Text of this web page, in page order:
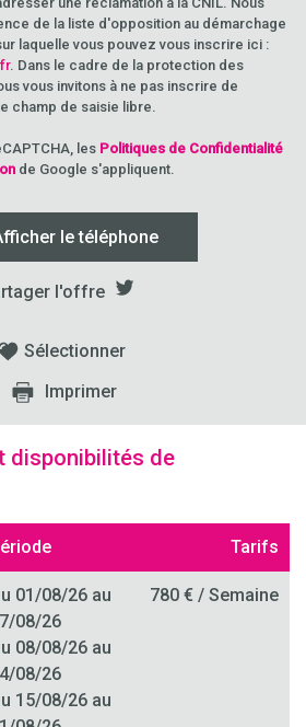
de la liste d'opposition au démarchage
laquelle vous pouvez vous inscrire ici :
. Dans le cadre de la protection des
vous invitons à ne pas inscrire de
champ de saisie libre.
les Politiques de Confidentialité
de Google s'appliquent.
le téléphone
l'offre
Sélectionner
Imprimer
disponibilités de
Tarifs
01/08/26 au
08/26
08/08/26 au
08/26
15/08/26 au
780 € / Semaine